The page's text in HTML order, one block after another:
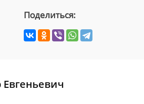
Поделиться: